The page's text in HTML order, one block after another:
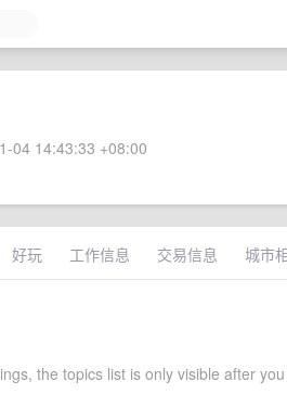
04 14:43:33 +08:00
好玩 工作信息 交易信息 城市
the topics list is only visible after